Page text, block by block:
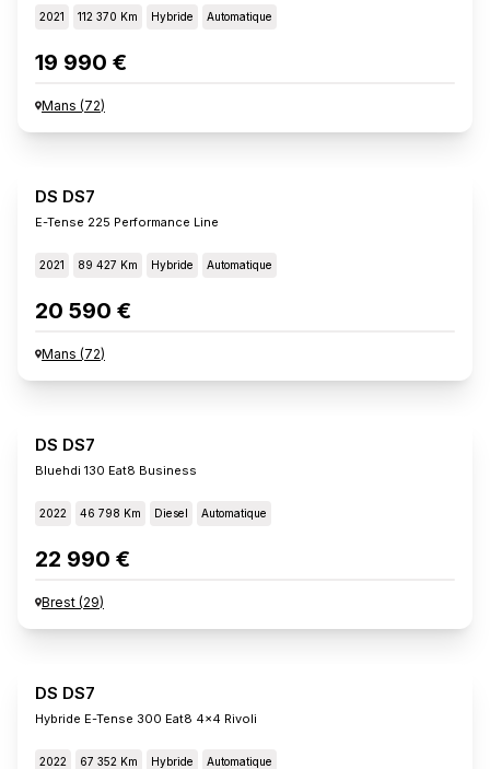
2021 112 370 Km Hybride Automatique
19 990 €
Mans (72)
DS DS7
E-Tense 225 Performance Line
2021 89 427 Km Hybride Automatique
20 590 €
Mans (72)
DS DS7
Bluehdi 130 Eat8 Business
2022 46 798 Km Diesel Automatique
22 990 €
Brest (29)
DS DS7
Hybride E-Tense 300 Eat8 4x4 Rivoli
2022 67 352 Km Hybride Automatique